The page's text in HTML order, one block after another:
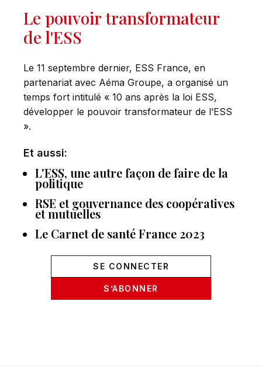
Le pouvoir transformateur
de l'ESS
Le 11 septembre dernier, ESS France, en
partenariat avec Aéma Groupe, a organisé un
temps fort intitulé « 10 ans après la loi ESS,
développer le pouvoir transformateur de l’ESS
».
Et aussi:
L'ESS, une autre façon de faire de la
politique
RSE et gouvernance des coopératives
et mutuelles
Le Carnet de santé France 2023
SE CONNECTER
S’ABONNER